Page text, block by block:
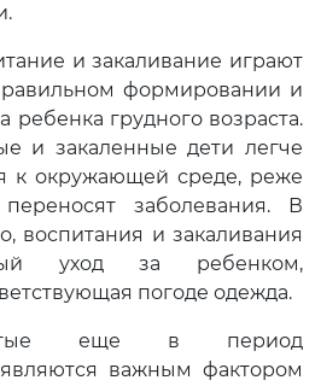
и закалива­ние играют
формировании и
ребенка грудного возраста.
и закаленные дети легче
к окружающей сре­де, реже
за­болевания. В
вос­питания и закаливания
уход за ребенком,
погоде одежда.
еще в период
важным фактором